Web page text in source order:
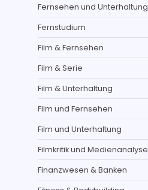
Fernsehen und Unterhaltung
Fernstudium
Film & Fernsehen
Film & Serie
Film & Unterhaltung
Film und Fernsehen
Film und Unterhaltung
Filmkritik und Medienanalyse
Finanzwesen & Banken